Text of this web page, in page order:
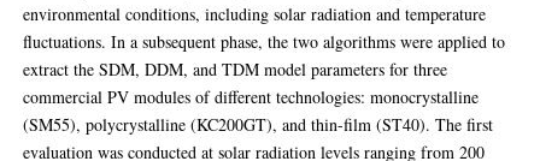
environmental conditions, including solar radiation and temperature
fluctuations. In a subsequent phase, the two algorithms were applied to
extract the SDM, DDM, and TDM model parameters for three
commercial PV modules of different technologies: monocrystalline
(SM55), polycrystalline (KC200GT), and thin-film (ST40). The first
evaluation was conducted at solar radiation levels ranging from 200